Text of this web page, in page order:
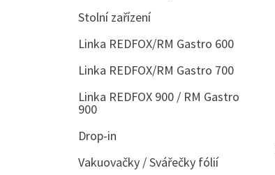
Stolní zařízení
Linka REDFOX/RM Gastro 600
Linka REDFOX/RM Gastro 700
Linka REDFOX 900 / RM Gastro
900
Drop-in
Vakuovačky / Svářečky fólií